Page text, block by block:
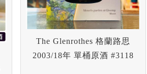
The Glenrothes 格蘭路思
2003/18年 單桶原酒 #3118